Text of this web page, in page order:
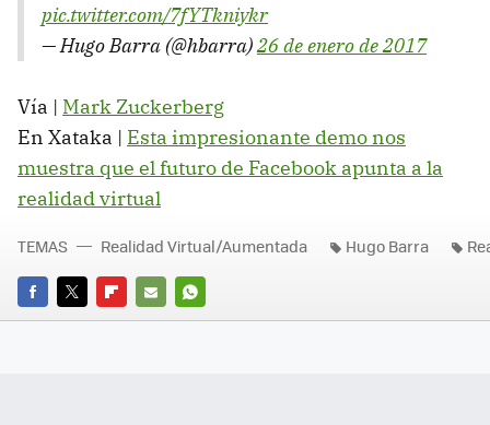
pic.twitter.com/7fYTkniykr
— Hugo Barra (@hbarra)26 de enero de 2017
Vía | Mark Zuckerberg
En Xataka | Esta impresionante demo nos
muestra que el futuro de Facebook apunta a la
realidad virtual
FACEBOOK
TWITTERFLIPBOARD
E-
WHATSAPP
TEMAS Realidad Virtual/Aumentada Hugo Barra